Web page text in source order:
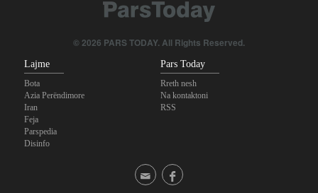
© 2026 PARS TODAY. All Rights Reserved.
Lajme
Bota
Azia Perëndimore
Iran
Feja
Parspedia
Disinfo
Pars Today
Rreth nesh
Na kontaktoni
RSS